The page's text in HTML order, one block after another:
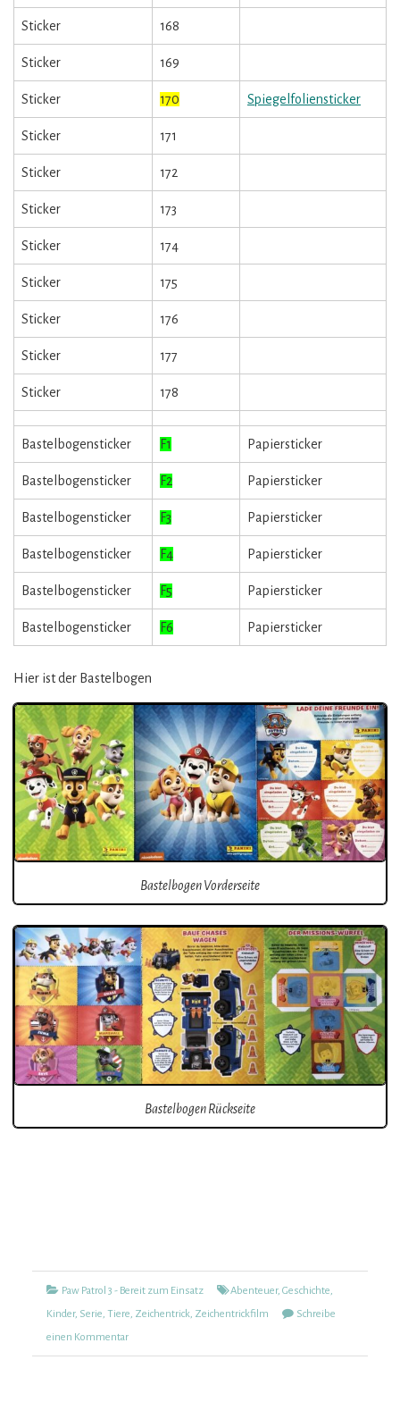
Sticker 168
Sticker 169
Sticker 170 Spiegelfoliensticker
Sticker 171
Sticker 172
Sticker 173
Sticker 174
Sticker 175
Sticker 176
Sticker 177
Sticker 178
Bastelbogensticker F1 Papiersticker
Bastelbogensticker F2 Papiersticker
Bastelbogensticker F3 Papiersticker
Bastelbogensticker F4 Papiersticker
Bastelbogensticker F5 Papiersticker
Bastelbogensticker F6 Papiersticker
Hier ist der Bastelbogen
Bastelbogen Vorderseite
Bastelbogen Rückseite
Kategorien
Paw Patrol 3 - Bereit zum Einsatz TagsAbenteuer,Geschichte,
Kinder, Serie, Tiere, Zeichentrick, Zeichentrickfilm
Schreibe
einen Kommentarzu
Paw